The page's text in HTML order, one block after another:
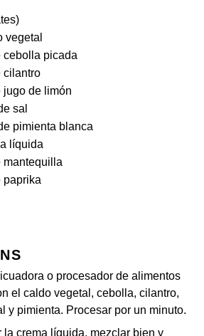
vegetal
cebolla picada
cilantro
jugo de limón
sal
pimienta blanca
líquida
mantequilla
paprika
o procesador de alimentos
el caldo vegetal, cebolla, cilantro,
y pimienta. Procesar por un minuto.
la crema líquida, mezclar bien y